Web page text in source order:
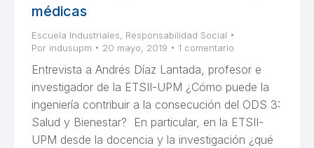
médicas
Escuela Industriales, Responsabilidad Social
Por indusupm 20 mayo, 2019 1 comentario
Entrevista a Andrés Díaz Lantada, profesor e
investigador de la ETSII-UPM ¿Cómo puede la
ingeniería contribuir a la consecución del ODS 3:
Salud y Bienestar? En particular, en la ETSII-
UPM desde la docencia y la investigación ¿qué